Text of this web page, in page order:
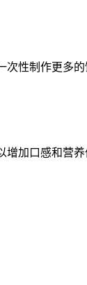
性制作更多
加口感和营